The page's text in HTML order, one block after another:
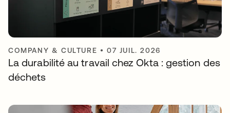
COMPANY & CULTURE •07 JUIL. 2026
La durabilité au travail chez Okta : gestion des
déchets